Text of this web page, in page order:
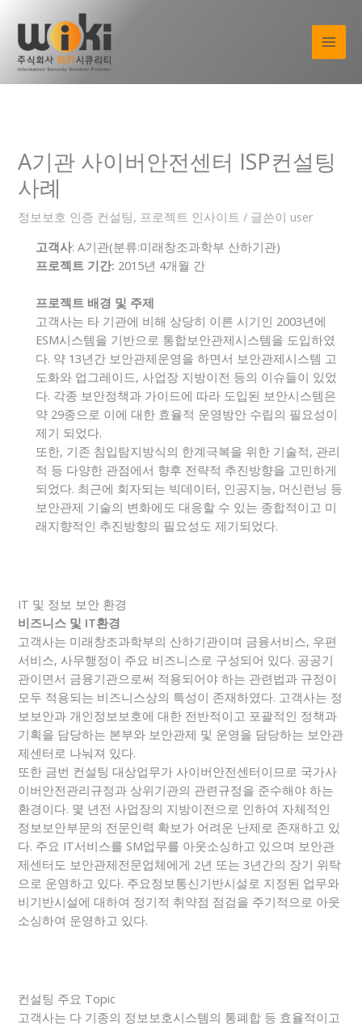
건
A기관 사이버안전센터 ISP컨설팅
사례
정보보호 인증 컨설팅, 프로젝트 인사이트 / 글쓴이 user
고객사: A기관(분류:미래창조과학부 산하기관)
프로젝트 기간: 2015년 4개월 간
프로젝트 배경 및 주제
고객사는 타 기관에 비해 상당히 이른 시기인 2003년에
ESM시스템을 기반으로 통합보안관제시스템을 도입하였
다. 약 13년간 보안관제운영을 하면서 보안관제시스템 고
도화와 업그레이드, 사업장 지방이전 등의 이슈들이 있었
다. 각종 보안정책과 가이드에 따라 도입된 보안시스템은
약 29종으로 이에 대한 효율적 운영방안 수립의 필요성이
제기 되었다.
또한, 기존 침입탐지방식의 한계극복을 위한 기술적, 관리
적 등 다양한 관점에서 향후 전략적 추진방향을 고민하게
되었다. 최근에 회자되는 빅데이터, 인공지능, 머신런닝 등
보안관제 기술의 변화에도 대응할 수 있는 종합적이고 미
래지향적인 추진방향의 필요성도 제기되었다.
IT 및 정보 보안 환경
비즈니스 및 IT환경
고객사는 미래창조과학부의 산하기관이며 금융서비스, 우편
서비스, 사무행정이 주요 비즈니스로 구성되어 있다. 공공기
관이면서 금융기관으로써 적용되어야 하는 관련법과 규정이
모두 적용되는 비즈니스상의 특성이 존재하였다. 고객사는 정
보보안과 개인정보보호에 대한 전반적이고 포괄적인 정책과
기획을 담당하는 본부와 보안관제 및 운영을 담당하는 보안관
제센터로 나눠져 있다.
또한 금번 컨설팅 대상업무가 사이버안전센터이므로 국가사
이버안전관리규정과 상위기관의 관련규정을 준수해야 하는
환경이다. 몇 년전 사업장의 지방이전으로 인하여 자체적인
정보보안부문의 전문인력 확보가 어려운 난제로 존재하고 있
다. 주요 IT서비스를 SM업무를 아웃소싱하고 있으며 보안관
제센터도 보안관제전문업체에게 2년 또는 3년간의 장기 위탁
으로 운영하고 있다. 주요정보통신기반시설로 지정된 업무와
비기반시설에 대하여 정기적 취약점 점검을 주기적으로 아웃
소싱하여 운영하고 있다.
컨설팅 주요 Topic
고객사는 다 기종의 정보보호시스템의 통폐합 등 효율적이고